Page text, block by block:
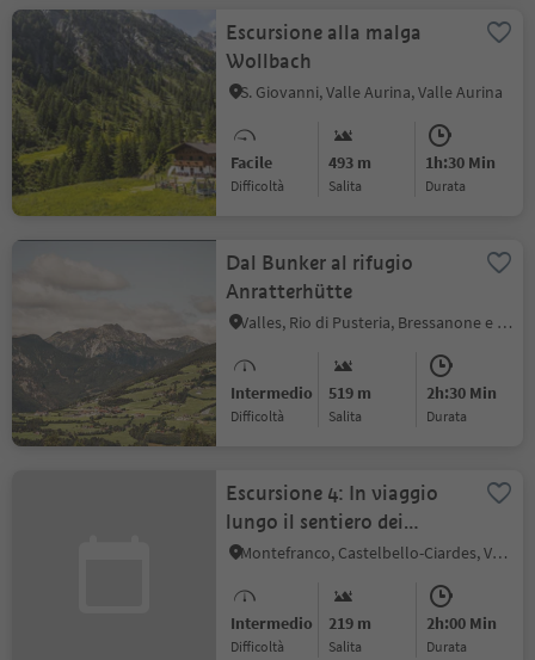
Escursione alla malga
Wollbach
S. Giovanni, Valle Aurina, Valle Aurina
Facile
Difficoltà
493 m
Salita
1h:30 Min
durata
Dal Bunker al rifugio
Anratterhütte
Valles, Rio di Pusteria, Bressanone e dintorni
Intermedio
Difficoltà
519 m
Salita
2h:30 Min
durata
Escursione 4: In viaggio
lungo il sentiero dei
Castelli
Montefranco, Castelbello-Ciardes, Val Venosta
Intermedio
Difficoltà
219 m
Salita
2h:00 Min
durata